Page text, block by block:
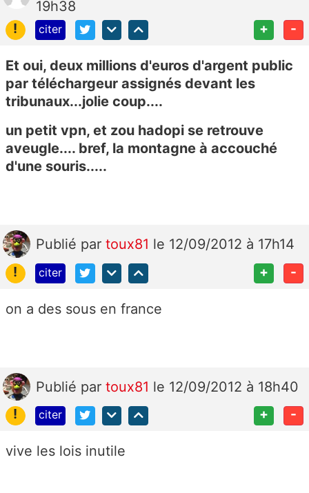
19h38
!
citer + -
Et oui, deux millions d'euros d'argent public
par téléchargeur assignés devant les
tribunaux...jolie coup....
un petit vpn, et zou hadopi se retrouve
aveugle.... bref, la montagne à accouché
d'une souris.....
Publié par toux81 le 12/09/2012 à 17h14
!
citer + -
on a des sous en france
Publié par toux81 le 12/09/2012 à 18h40
!
citer + -
vive les lois inutile